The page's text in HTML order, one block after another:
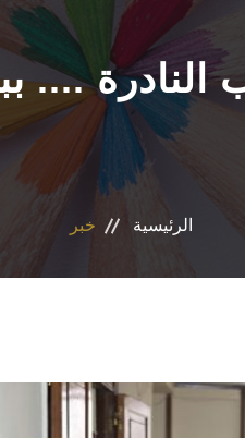
النادرة
الرئيسية خبر